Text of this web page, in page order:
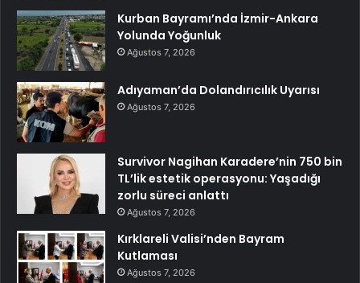
Kurban Bayramı’nda İzmir-Ankara
Yolunda Yoğunluk
Ağustos 7, 2026
Adıyaman’da Dolandırıcılık Uyarısı
Ağustos 7, 2026
Survivor Nagihan Karadere’nin 750 bin
TL’lik estetik operasyonu: Yaşadığı
zorlu süreci anlattı
Ağustos 7, 2026
Kırklareli Valisi’nden Bayram
Kutlaması
Ağustos 7, 2026